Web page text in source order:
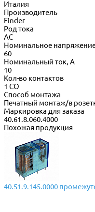
Италия
Производитель
Finder
Род тока
AC
Номинальное
60
Номинальный ток, А
10
Кол-во контактов
1 CO
Способ монтажа
Печатный монтаж/в
Маркировка для заказа
40.61.8.060.4000
Похожая продукция
40.51.9.145.0000